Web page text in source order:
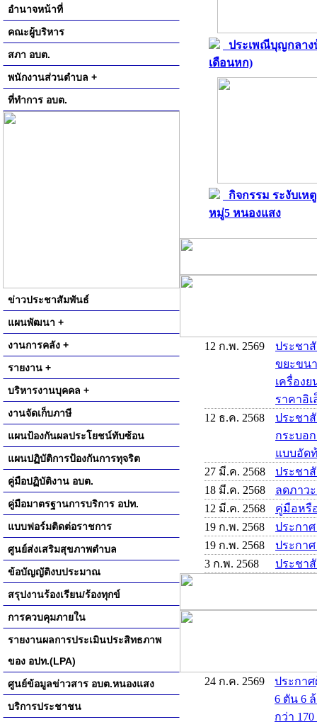
อำนาจหน้าที่
คณะผู้บริหาร
สภา อบต.
พนักงานส่วนตำบล +
ที่ทำการ อบต.
ข่าวประชาสัมพันธ์
แผนพัฒนา +
งานการคลัง +
รายงาน +
บริหารงานบุคคล +
งานจัดเก็บภาษี
แผนป้องกันผลประโยชน์ทับซ้อน
แผนปฏิบัติการป้องกันการทุจริต
คู่มือปฏิบัติงาน อบต.
คู่มือมาตรฐานการบริการ อปท.
แบบฟอร์มติดต่อราชการ
ศูนย์ส่งเสริมสุขภาพตำบล
ข้อบัญญัติงบประมาณ
สรุปงานร้องเรียน/ร้องทุกข์
การควบคุมภายใน
รายงานผลการประเมินประสิทธภาพ
ของ อปท.(LPA)
ศูนย์ข้อมูลข่าวสาร อบต.หนองแสง
บริการประชาชน
ประเพณีบุญกลา
เดือนหก)
กิจกรรม ระงับเห
หมู่5 หนองแสง
12 ก.พ. 2569
ประชา
ขยะขน
เครื่อง
ราคาอิเ
12 ธ.ค. 2568
ประชา
กระบอ
แบบอัด
27 มี.ค. 2568
ประชา
18 มี.ค. 2568
ลดภาว
12 มี.ค. 2568
คู่มือหรื
19 ก.พ. 2568
ประกา
19 ก.พ. 2568
ประกา
3 ก.พ. 2568
ประชา
24 ก.ค. 2569
ประกา
6 ตัน 6
กว่า